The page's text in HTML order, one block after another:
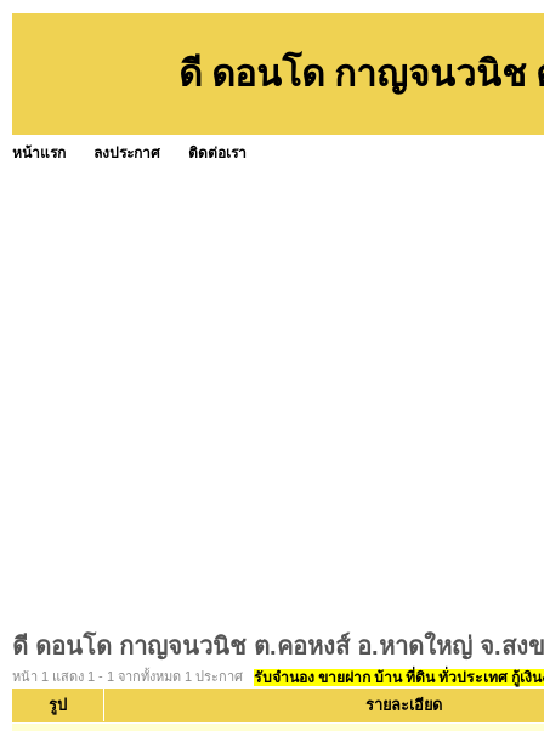
ดี ดอนโด กาญจนวนิช
หน้าแรก ลงประกาศ ติดต่อเรา
ดี ดอนโด กาญจนวนิช ต.คอหงส์ อ.หาดใหญ่ จ.สง
หน้า 1 แสดง 1 - 1 จากทั้งหมด 1 ประกาศ รับจำนอง ขายฝาก บ้าน ที่ดิน ทั่วประเทศ กู้เงิ
รูป รายละเอียด